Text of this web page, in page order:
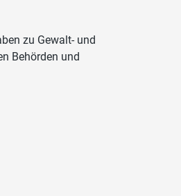
zu Gewalt- und
Behörden und